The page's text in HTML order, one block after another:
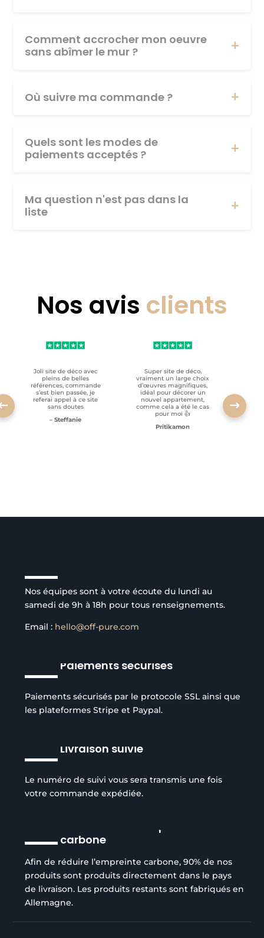
Comment accrocher mon oeuvre
sans abîmer le mur ?
Où suivre ma commande ?
Quels sont les modes de
paiements acceptés ?
Ma question n'est pas dans la
liste
Nos avis clients
Joli site de déco avec
pleins de belles
références, commande
s’est bien passée, je
referai appel à ce site
sans doutes
– Steffanie
Super site de déco,
vraiment un large choix
d’œuvres magnifiques,
idéal pour décorer un
nouvel appartement,
comme cela a été le cas
pour moi 👍
Pritikamon
Nos équipes sont à votre écoute du lundi au
samedi de 9h à 18h pour tous renseignements.
Email : hello@off-pure.com
Paiements sécurisés
Paiements sécurisés par le protocole SSL ainsi que
les plateformes Stripe et Paypal.
Livraison suivie
Le numéro de suivi vous sera transmis une fois
votre commande expédiée.
Réduction de l’empreinte
carbone
Afin de réduire l’empreinte carbone, 90% de nos
produits sont produits directement dans le pays
de livraison. Les produits restants sont fabriqués en
Allemagne.